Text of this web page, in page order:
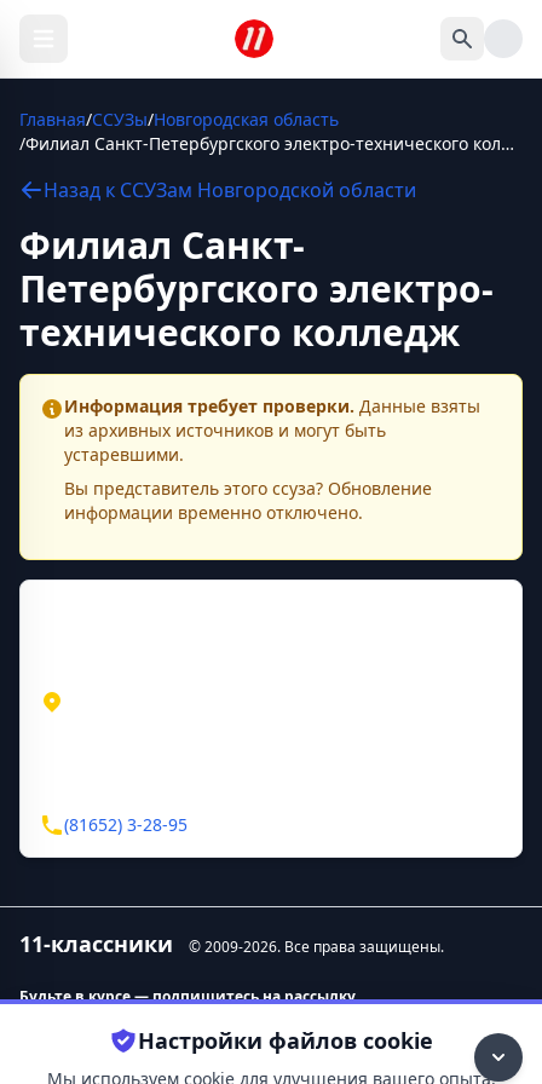
Главная/ССУЗы/Новгородская область
/
Филиал Санкт-Петербургского электро-технического колледж
Назад к ССУЗам Новгородской области
Филиал Санкт-
Петербургского электро-
технического колледж
Информация требует проверки. Данные взяты
из архивных источников и могут быть
устаревшими.
Вы представитель этого ссуза? Обновление
информации временно отключено.
(81652) 3-28-95
11-классники © 2009-2026. Все права защищены.
Будьте в курсе — подпишитесь на рассылку.
О нас
Настройки файлов cookie
Мы используем cookie для улучшения вашего опыта.